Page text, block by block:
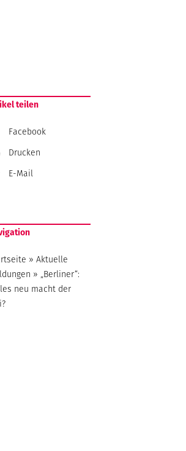
teilen
Facebook
Drucken
E-Mail
»Aktuelle
» „Berliner“:
neu macht der